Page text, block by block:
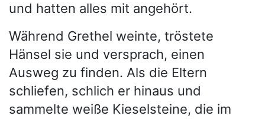
und hatten alles mit angehört.
Während Grethel weinte, tröstete
Hänsel sie und versprach, einen
Ausweg zu finden. Als die Eltern
schliefen, schlich er hinaus und
sammelte weiße Kieselsteine, die im